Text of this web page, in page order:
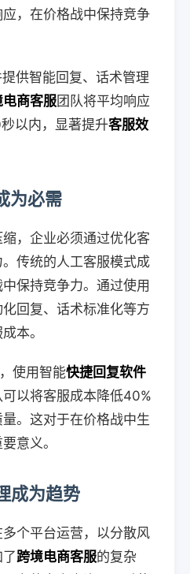
，在价格战中保持竞争
供智能回复、话术管理
电商客服团队将平均响应
以内，显著提升客服效
为必需
，企业必须通过优化客
传统的人工客服模式成
保持竞争力。通过使用
回复、话术标准化等方
本。
使用智能快捷回复软件
可以将客服成本降低40%
。这对于在价格战中生
意义。
成为趋势
个平台运营，以分散风
跨境电商客服的复杂